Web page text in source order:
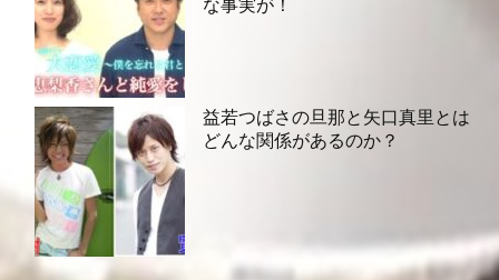
な事実が！
益若つばさの旦那と矢口真里とは
どんな関係があるのか？